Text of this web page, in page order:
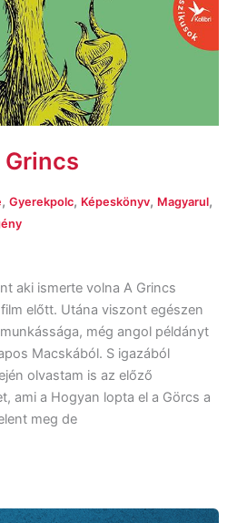
Grincs
, Gyerekpolc, Képeskönyv, Magyarul,
aki ismerte volna A Grincs
előtt. Utána viszont egészen
még angol példányt
Macskából. S igazából
olvastam is az előző
ami a Hogyan ​lopta el a Görcs a
meg de